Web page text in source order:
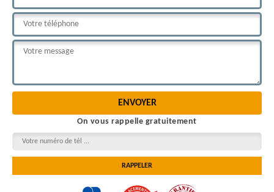
On vous rappelle gratuitement